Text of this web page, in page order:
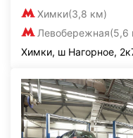
Химки(3,8 км)
Левобережная(5,6
Химки, ш Нагорное,